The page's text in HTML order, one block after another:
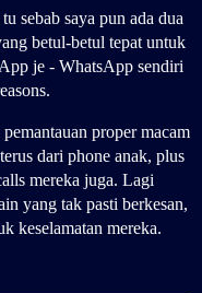
sebab saya pun ada dua
betul-betul tepat untuk
je - WhatsApp sendiri
proper macam
dari phone anak, plus
mereka juga. Lagi
yang tak pasti berkesan,
keselamatan mereka.